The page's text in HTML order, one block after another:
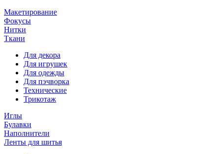
Макетирование
Фокусы
Нитки
Ткани
Для декора
Для игрушек
Для одежды
Для пэчворка
Технические
Трикотаж
Иглы
Булавки
Наполнители
Ленты для шитья